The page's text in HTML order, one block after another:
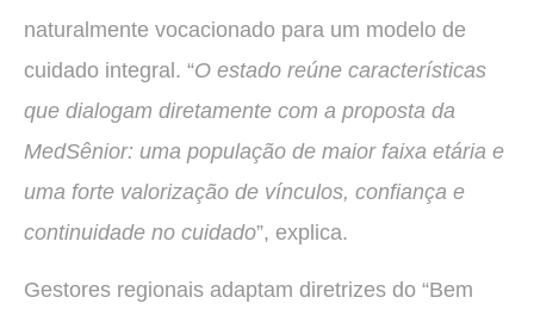
naturalmente vocacionado para um modelo de
cuidado integral. “O estado reúne características
que dialogam diretamente com a proposta da
MedSênior: uma população de maior faixa etária e
uma forte valorização de vínculos, confiança e
continuidade no cuidado”, explica.
Gestores regionais adaptam diretrizes do “Bem